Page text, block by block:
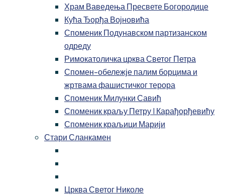
Храм Ваведења Пресвете Богородице
Кућа Ђорђа Војновића
Споменик Подунавском партизанском
одреду
Римокатоличка црква Светог Петра
Спомен-обележје палим борцима и
жртвама фашистичког терора
Споменик Милунки Савић
Споменик краљу Петру I Карађорђевићу
Споменик краљици Марији
Стари Сланкамен
Црква Светог Николе